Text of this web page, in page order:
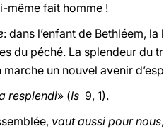
même fait homme !
: dans l’enfant de Bethléem,
du péché. La splendeur du
un nouvel avenir
resplendi» (Is 9, 1).
vaut aussi pour nous